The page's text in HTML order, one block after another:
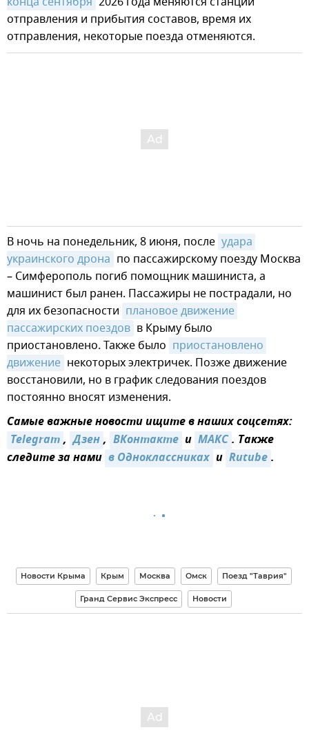
отправления и прибытия составов, время их
отправления, некоторые поезда отменяются.
В ночь на понедельник, 8 июня, после удара
украинского дрона по пассажирскому поезду Москва
– Симферополь погиб помощник машиниста, а
машинист был ранен. Пассажиры не пострадали, но
для их безопасности плановое движение
пассажирских поездов в Крыму было
приостановлено. Также было приостановлено
движение некоторых электричек. Позже движение
восстановили, но в график следования поездов
постоянно вносят изменения.
Самые важные новости ищите в наших соцсетях:
Telegram, Дзен, ВКонтакте и МАКС. Также
следите за нами в Одноклассниках и Rutube.
Новости Крыма Крым Москва Омск Поезд "Таврия"
Гранд Сервис Экспресс Новости